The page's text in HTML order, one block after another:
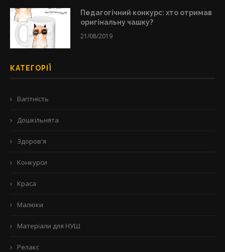
Педагогічний конкурс: хто отримав
оригінальну чашку?
21/08/2019
КАТЕГОРІЇ
Вагітність
Дошкільнята
Здоров'я
Конкурси
Краса
Малюки
Матеріали для НУШ
Релакс